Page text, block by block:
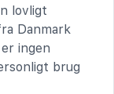
lovligt
Danmark
ingen
brug